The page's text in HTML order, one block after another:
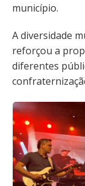
município.
A diversidade
reforçou a
diferentes